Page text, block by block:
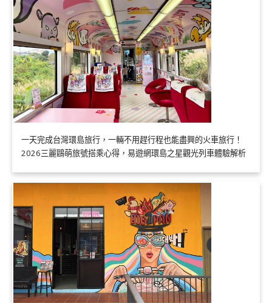
一天完成台灣環島旅行，一輛不用趕行程也能盡興的火車旅行！
2026三麗鷗萌旅號搭乘心得，易遊網環島之星觀光列車體驗解析